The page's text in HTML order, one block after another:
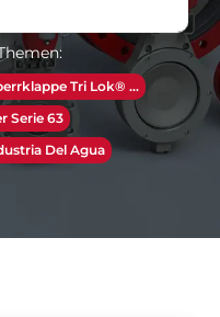
Tri Lok® ...
Serie 63
Del Agua